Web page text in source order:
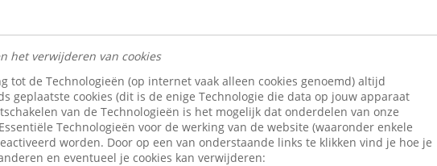
het verwijderen van cookies
tot de Technologieën (op internet vaak alleen cookies genoemd) altijd
geplaatste cookies (dit is de enige Technologie die data op jouw apparaat
van de Technologieën is het mogelijk dat onderdelen van onze
Technologieën voor de werking van de website (waaronder enkele
worden. Door op een van onderstaande links te klikken vind je hoe je
en eventueel je cookies kan verwijderen: